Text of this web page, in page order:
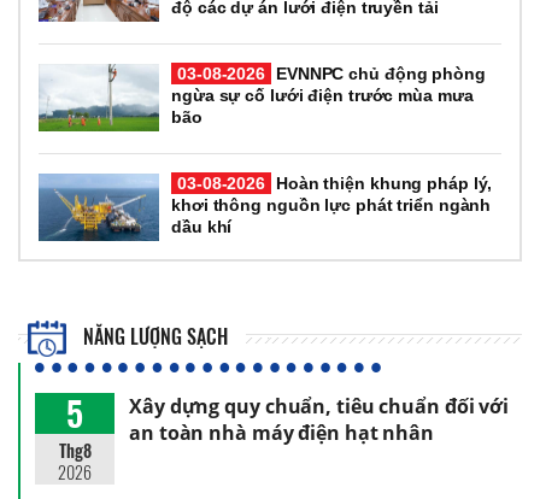
độ các dự án lưới điện truyền tải
03-08-2026
EVNNPC chủ động phòng
ngừa sự cố lưới điện trước mùa mưa
bão
03-08-2026
Hoàn thiện khung pháp lý,
khơi thông nguồn lực phát triển ngành
dầu khí
NĂNG LƯỢNG SẠCH
5
Thg8
2026
Xây dựng quy chuẩn, tiêu chuẩn đối với
an toàn nhà máy điện hạt nhân